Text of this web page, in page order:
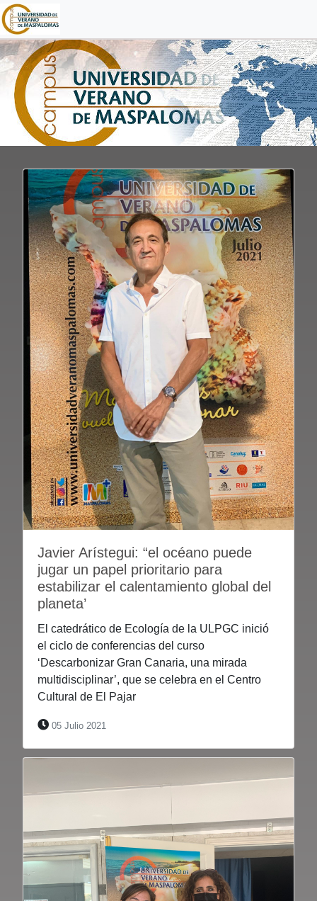
Javier Arístegui: “el océano puede
jugar un papel prioritario para
estabilizar el calentamiento global del
planeta’
El catedrático de Ecología de la ULPGC inició
el ciclo de conferencias del curso
‘Descarbonizar Gran Canaria, una mirada
multidisciplinar’, que se celebra en el Centro
Cultural de El Pajar
05 Julio 2021